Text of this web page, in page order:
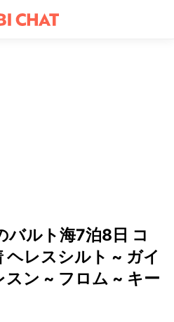
バルト海7泊8日 コ
ヘレスシルト ~ ガイ
ン ~ フロム ~ キー